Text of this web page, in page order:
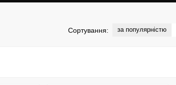
Сортування: за популярністю